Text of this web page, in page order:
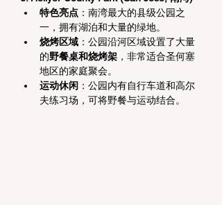
特色亮点 ：南湾最大的县级公园之
一，拥有湖泊和大量的绿地。
烧烤区域 ：公园沿河区域设置了大量
的野餐桌和烧烤架 ，非常适合圣何塞
地区的家庭聚会。
运动休闲 ：公园内有自行车道和高尔
夫练习场，可将野餐与运动结合。